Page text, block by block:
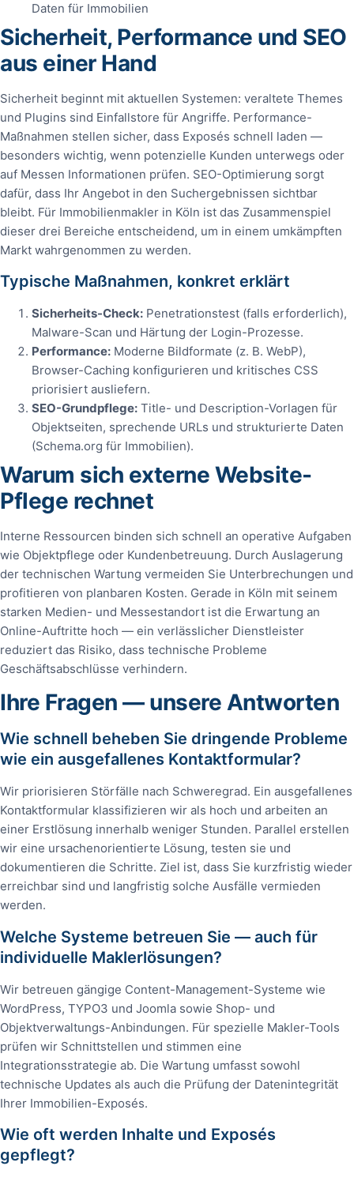
Daten für Immobilien
Sicherheit, Performance und SEO
aus einer Hand
Sicherheit beginnt mit aktuellen Systemen: veraltete Themes
und Plugins sind Einfallstore für Angriffe. Performance-
Maßnahmen stellen sicher, dass Exposés schnell laden —
besonders wichtig, wenn potenzielle Kunden unterwegs oder
auf Messen Informationen prüfen. SEO-Optimierung sorgt
dafür, dass Ihr Angebot in den Suchergebnissen sichtbar
bleibt. Für Immobilienmakler in Köln ist das Zusammenspiel
dieser drei Bereiche entscheidend, um in einem umkämpften
Markt wahrgenommen zu werden.
Typische Maßnahmen, konkret erklärt
Sicherheits-Check: Penetrationstest (falls erforderlich),
Malware-Scan und Härtung der Login-Prozesse.
Performance: Moderne Bildformate (z. B. WebP),
Browser-Caching konfigurieren und kritisches CSS
priorisiert ausliefern.
SEO-Grundpflege: Title- und Description-Vorlagen für
Objektseiten, sprechende URLs und strukturierte Daten
(Schema.org für Immobilien).
Warum sich externe Website-
Pflege rechnet
Interne Ressourcen binden sich schnell an operative Aufgaben
wie Objektpflege oder Kundenbetreuung. Durch Auslagerung
der technischen Wartung vermeiden Sie Unterbrechungen und
profitieren von planbaren Kosten. Gerade in Köln mit seinem
starken Medien- und Messestandort ist die Erwartung an
Online-Auftritte hoch — ein verlässlicher Dienstleister
reduziert das Risiko, dass technische Probleme
Geschäftsabschlüsse verhindern.
Ihre Fragen — unsere Antworten
Wie schnell beheben Sie dringende Probleme
wie ein ausgefallenes Kontaktformular?
Wir priorisieren Störfälle nach Schweregrad. Ein ausgefallenes
Kontaktformular klassifizieren wir als hoch und arbeiten an
einer Erstlösung innerhalb weniger Stunden. Parallel erstellen
wir eine ursachenorientierte Lösung, testen sie und
dokumentieren die Schritte. Ziel ist, dass Sie kurzfristig wieder
erreichbar sind und langfristig solche Ausfälle vermieden
werden.
Welche Systeme betreuen Sie — auch für
individuelle Maklerlösungen?
Wir betreuen gängige Content-Management-Systeme wie
WordPress, TYPO3 und Joomla sowie Shop- und
Objektverwaltungs-Anbindungen. Für spezielle Makler-Tools
prüfen wir Schnittstellen und stimmen eine
Integrationsstrategie ab. Die Wartung umfasst sowohl
technische Updates als auch die Prüfung der Datenintegrität
Ihrer Immobilien-Exposés.
Wie oft werden Inhalte und Exposés
gepflegt?